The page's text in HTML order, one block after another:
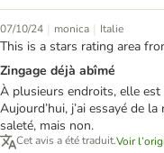
07/10/24 | monica | Italie
This is a stars rating area
Zingage déjà abîmé
À plusieurs endroits, elle est
Aujourd’hui, j’ai essayé de
saleté, mais non.
Cet avis a été traduit.Voir